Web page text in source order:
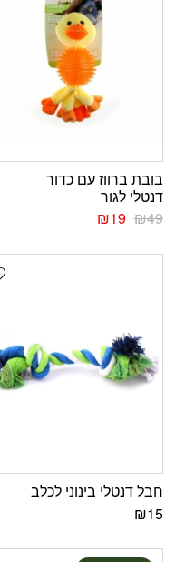
בובת ברווז עם כדור
דנטלי לגור
₪49
₪19
חבל דנטלי בינוני לכלב
₪15